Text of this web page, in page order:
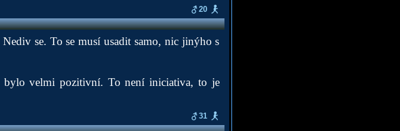
20
se. To se musí usadit samo, nic jinýho s
bylo velmi pozitivní. To není iniciativa, to je
31